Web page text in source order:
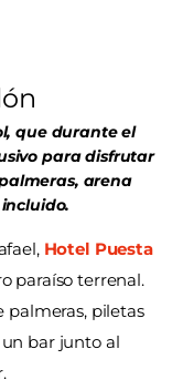
que durante el
para disfrutar
arena
Hotel Puesta
paraíso terrenal.
palmeras, piletas
bar junto al